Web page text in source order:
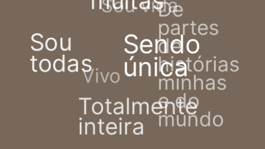
Sendo
única
Sou
todas
Totalmente
inteira
De
partes
de
histórias
minhas
e do
mundo
Sou vida
Vivo